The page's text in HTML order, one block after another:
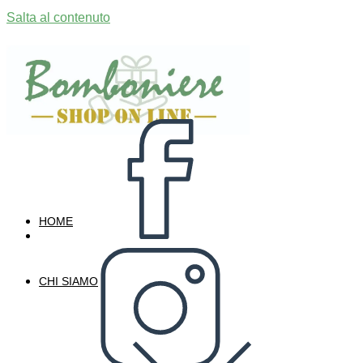
Salta al contenuto
HOME
CHI SIAMO